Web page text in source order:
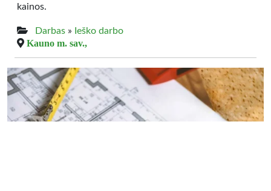
kainos.
Darbas » Ieško darbo
Kauno m. sav.,